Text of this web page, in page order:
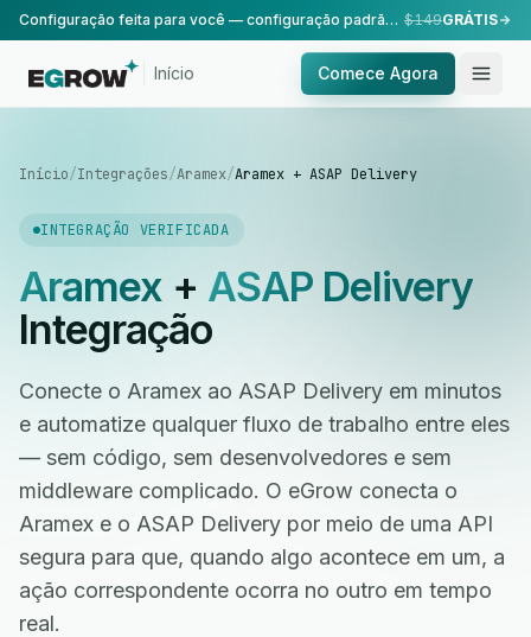
Configuração feita para você — configuração padrão, realizada pela nossa equipe. $149GRÁTIS
Início Comece Agora
Início/Integrações/Aramex/Aramex + ASAP Delivery
INTEGRAÇÃO VERIFICADA
Aramex+ ASAP Delivery
Integração
Conecte o Aramex ao ASAP Delivery em minutos
e automatize qualquer fluxo de trabalho entre eles
— sem código, sem desenvolvedores e sem
middleware complicado. O eGrow conecta o
Aramex e o ASAP Delivery por meio de uma API
segura para que, quando algo acontece em um, a
ação correspondente ocorra no outro em tempo
real.